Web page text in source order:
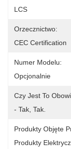
LCS
Orzecznictwo:
CEC Certification
Numer Modelu:
Opcjonalnie
Czy Jest To
- Tak, Tak.
Produkty Objęte
Produkty